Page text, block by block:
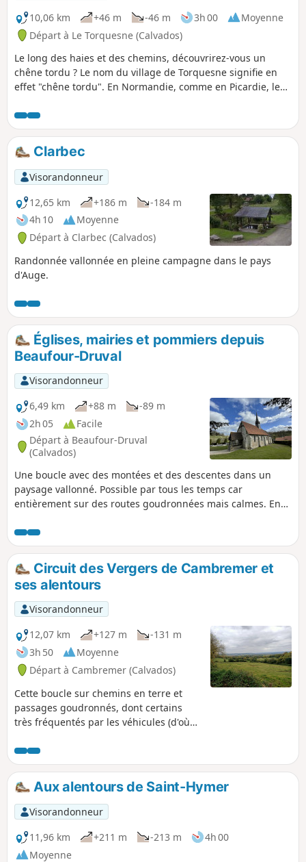
10,06 km
+46 m -46 m 3h 00
Moyenne
Départ à Le Torquesne (Calvados)
Le long des haies et des chemins, découvrirez-vous un
chêne tordu ? Le nom du village de Torquesne signifie en
effet "chêne tordu". En Normandie, comme en Picardie, le
d'où "Torquesne". En route ! A la recherche du chêne....
Clarbec
Visorandonneur
12,65 km
+186 m
-184 m
4h 10
Moyenne
Départ à Clarbec (Calvados)
Randonnée vallonnée en pleine campagne dans le pays
d'Auge.
Églises, mairies et pommiers depuis
Beaufour-Druval
Visorandonneur
6,49 km
+88 m
-89 m
2h 05
Facile
Départ à Beaufour-Druval
(Calvados)
Une boucle avec des montées et des descentes dans un
paysage vallonné. Possible par tous les temps car
entièrement sur des routes goudronnées mais calmes. En
et trois églises, avec une mention spéciale pour celle de
Druval !
Circuit des Vergers de Cambremer et
ses alentours
Visorandonneur
12,07 km
+127 m
-131 m
3h 50
Moyenne
Départ à Cambremer (Calvados)
Cette boucle sur chemins en terre et
passages goudronnés, dont certains
très fréquentés par les véhicules (d'où
parties de sentiers, chemins et routes
communes à d'autres randonnées mais
une grande partie du parcours est
inédit. Itinéraire en général très calme
avec beaucoup de vallons, monts,
manoir, haras, ainsi que le village de
Cambremer à visiter en fin de parcours
pour ceux qui le souhaitent.
Aux alentours de Saint-Hymer
Visorandonneur
11,96 km
+211 m -213 m
4h 00
Moyenne